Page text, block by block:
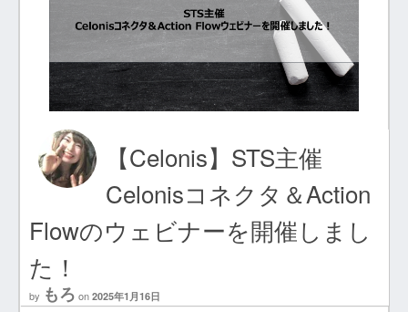
【Celonis】STS主催
Celonisコネクタ＆Action
Flowのウェビナーを開催しまし
た！
by もろ on 2025年1月16日